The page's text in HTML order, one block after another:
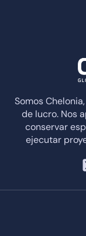
Somos
de lucro. Nos
conservar
ejecutar